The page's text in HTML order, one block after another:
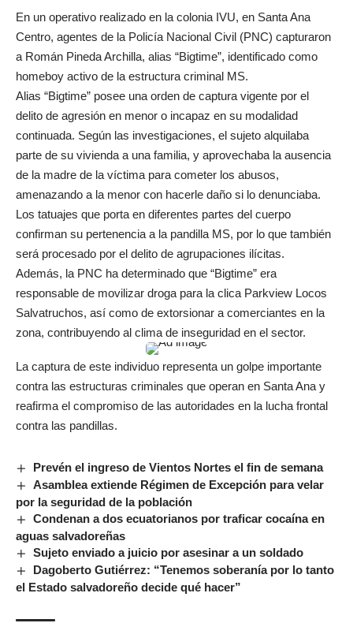
En un operativo realizado en la colonia IVU, en Santa Ana
Centro, agentes de la Policía Nacional Civil (PNC) capturaron
a Román Pineda Archilla, alias “Bigtime”, identificado como
homeboy activo de la estructura criminal MS.
Alias “Bigtime” posee una orden de captura vigente por el
delito de agresión en menor o incapaz en su modalidad
continuada. Según las investigaciones, el sujeto alquilaba
parte de su vivienda a una familia, y aprovechaba la ausencia
de la madre de la víctima para cometer los abusos,
amenazando a la menor con hacerle daño si lo denunciaba.
Los tatuajes que porta en diferentes partes del cuerpo
confirman su pertenencia a la pandilla MS, por lo que también
será procesado por el delito de agrupaciones ilícitas.
Además, la PNC ha determinado que “Bigtime” era
responsable de movilizar droga para la clica Parkview Locos
Salvatruchos, así como de extorsionar a comerciantes en la
zona, contribuyendo al clima de inseguridad en el sector.
La captura de este individuo representa un golpe importante
contra las estructuras criminales que operan en Santa Ana y
reafirma el compromiso de las autoridades en la lucha frontal
contra las pandillas.
Prevén el ingreso de Vientos Nortes el fin de semana
Asamblea extiende Régimen de Excepción para velar
por la seguridad de la población
Condenan a dos ecuatorianos por traficar cocaína en
aguas salvadoreñas
Sujeto enviado a juicio por asesinar a un soldado
Dagoberto Gutiérrez: “Tenemos soberanía por lo tanto
el Estado salvadoreño decide qué hacer”